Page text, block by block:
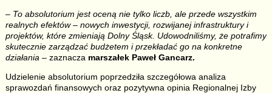
– To absolutorium jest oceną nie tylko liczb, ale przede wszystkim
realnych efektów – nowych inwestycji, rozwijanej infrastruktury i
projektów, które zmieniają Dolny Śląsk. Udowodniliśmy, że potrafimy
skutecznie zarządzać budżetem i przekładać go na konkretne
działania – zaznacza marszałek Paweł Gancarz.
Udzielenie absolutorium poprzedziła szczegółowa analiza
sprawozdań finansowych oraz pozytywna opinia Regionalnej Izby